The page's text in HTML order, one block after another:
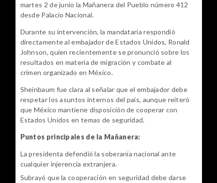
martes 2 de junio la Mañanera del Pueblo número 412
desde Palacio Nacional.
Durante su intervención, la mandataria respondió
directamente al embajador de Estados Unidos, Ronald
Johnson, quien recientemente se pronunció sobre los
resultados en materia de migración y combate al
crimen organizado en México.
Sheinbaum fue clara al señalar que el embajador debe
respetar los asuntos internos del país, aunque reiteró
que México mantiene disposición de cooperar con
Estados Unidos en temas de seguridad.
Puntos principales de la Mañanera:
La presidenta defendió la soberanía nacional ante
cualquier injerencia extranjera.
Subrayó que la cooperación en seguridad debe darse